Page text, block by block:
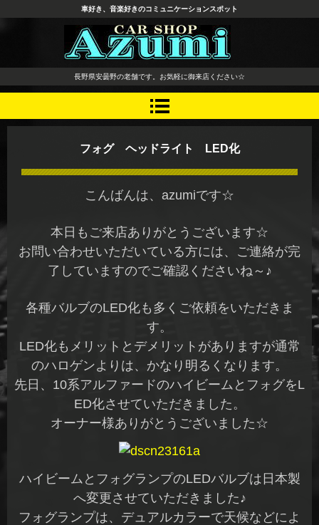
長野県 安曇野市 タイヤ ホ
イール デッドニング カーオ
ーディオ レカロシート
車好き、音楽好きのコミュニケーションスポット
長野県安曇野の老舗です。お気軽に御来店ください☆
フォグ ヘッドライト LED化
こんばんは、azumiです☆
本日もご来店ありがとうございます☆
お問い合わせいただいている方には、ご連絡が完
了していますのでご確認くださいね～♪
各種バルブのLED化も多くご依頼をいただきま
す。
LED化もメリットとデメリットがありますが通常
のハロゲンよりは、かなり明るくなります。
先日、10系アルファードのハイビームとフォグをL
ED化させていただきました。
オーナー様ありがとうございました☆
ハイビームとフォグランプのLEDバルブは日本製
へ変更させていただきました♪
フォグランプは、デュアルカラーで天候などによ